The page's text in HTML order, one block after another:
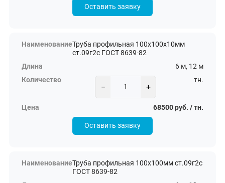
Оставить заявку
Труба профильная 100х100х10мм
ст.09г2с ГОСТ 8639-82
6 м, 12 м
− +
тн.
68500 руб. / тн.
Оставить заявку
Труба профильная 100х100мм ст.09г2с
ГОСТ 8639-82